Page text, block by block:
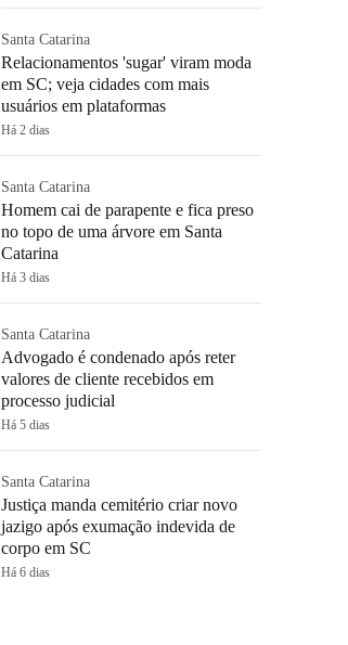
Santa Catarina
Relacionamentos 'sugar' viram moda
em SC; veja cidades com mais
usuários em plataformas
Há 2 dias
Santa Catarina
Homem cai de parapente e fica preso
no topo de uma árvore em Santa
Catarina
Há 3 dias
Santa Catarina
Advogado é condenado após reter
valores de cliente recebidos em
processo judicial
Há 5 dias
Santa Catarina
Justiça manda cemitério criar novo
jazigo após exumação indevida de
corpo em SC
Há 6 dias